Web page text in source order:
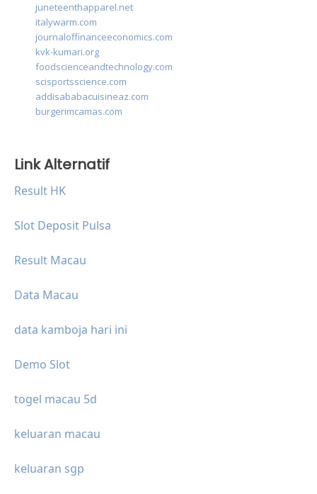
juneteenthapparel.net
italywarm.com
journaloffinanceeconomics.com
kvk-kumari.org
foodscienceandtechnology.com
scisportsscience.com
addisababacuisineaz.com
burgerimcamas.com
Link Alternatif
Result HK
Slot Deposit Pulsa
Result Macau
Data Macau
data kamboja hari ini
Demo Slot
togel macau 5d
keluaran macau
keluaran sgp